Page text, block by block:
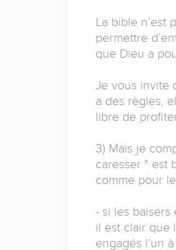
La bible n’est
permettre
que Dieu a
Je vous invite
a des règles,
libre de
3) Mais je
caresser " est
comme pour
- si les
il est clair que
engagés l’un